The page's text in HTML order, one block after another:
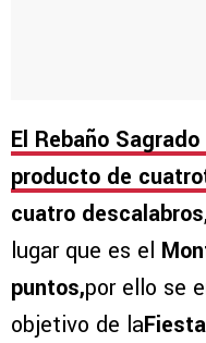
El Rebaño
producto de
cuatro descalabros
lugar que es el
puntos,por ello se
objetivo de la